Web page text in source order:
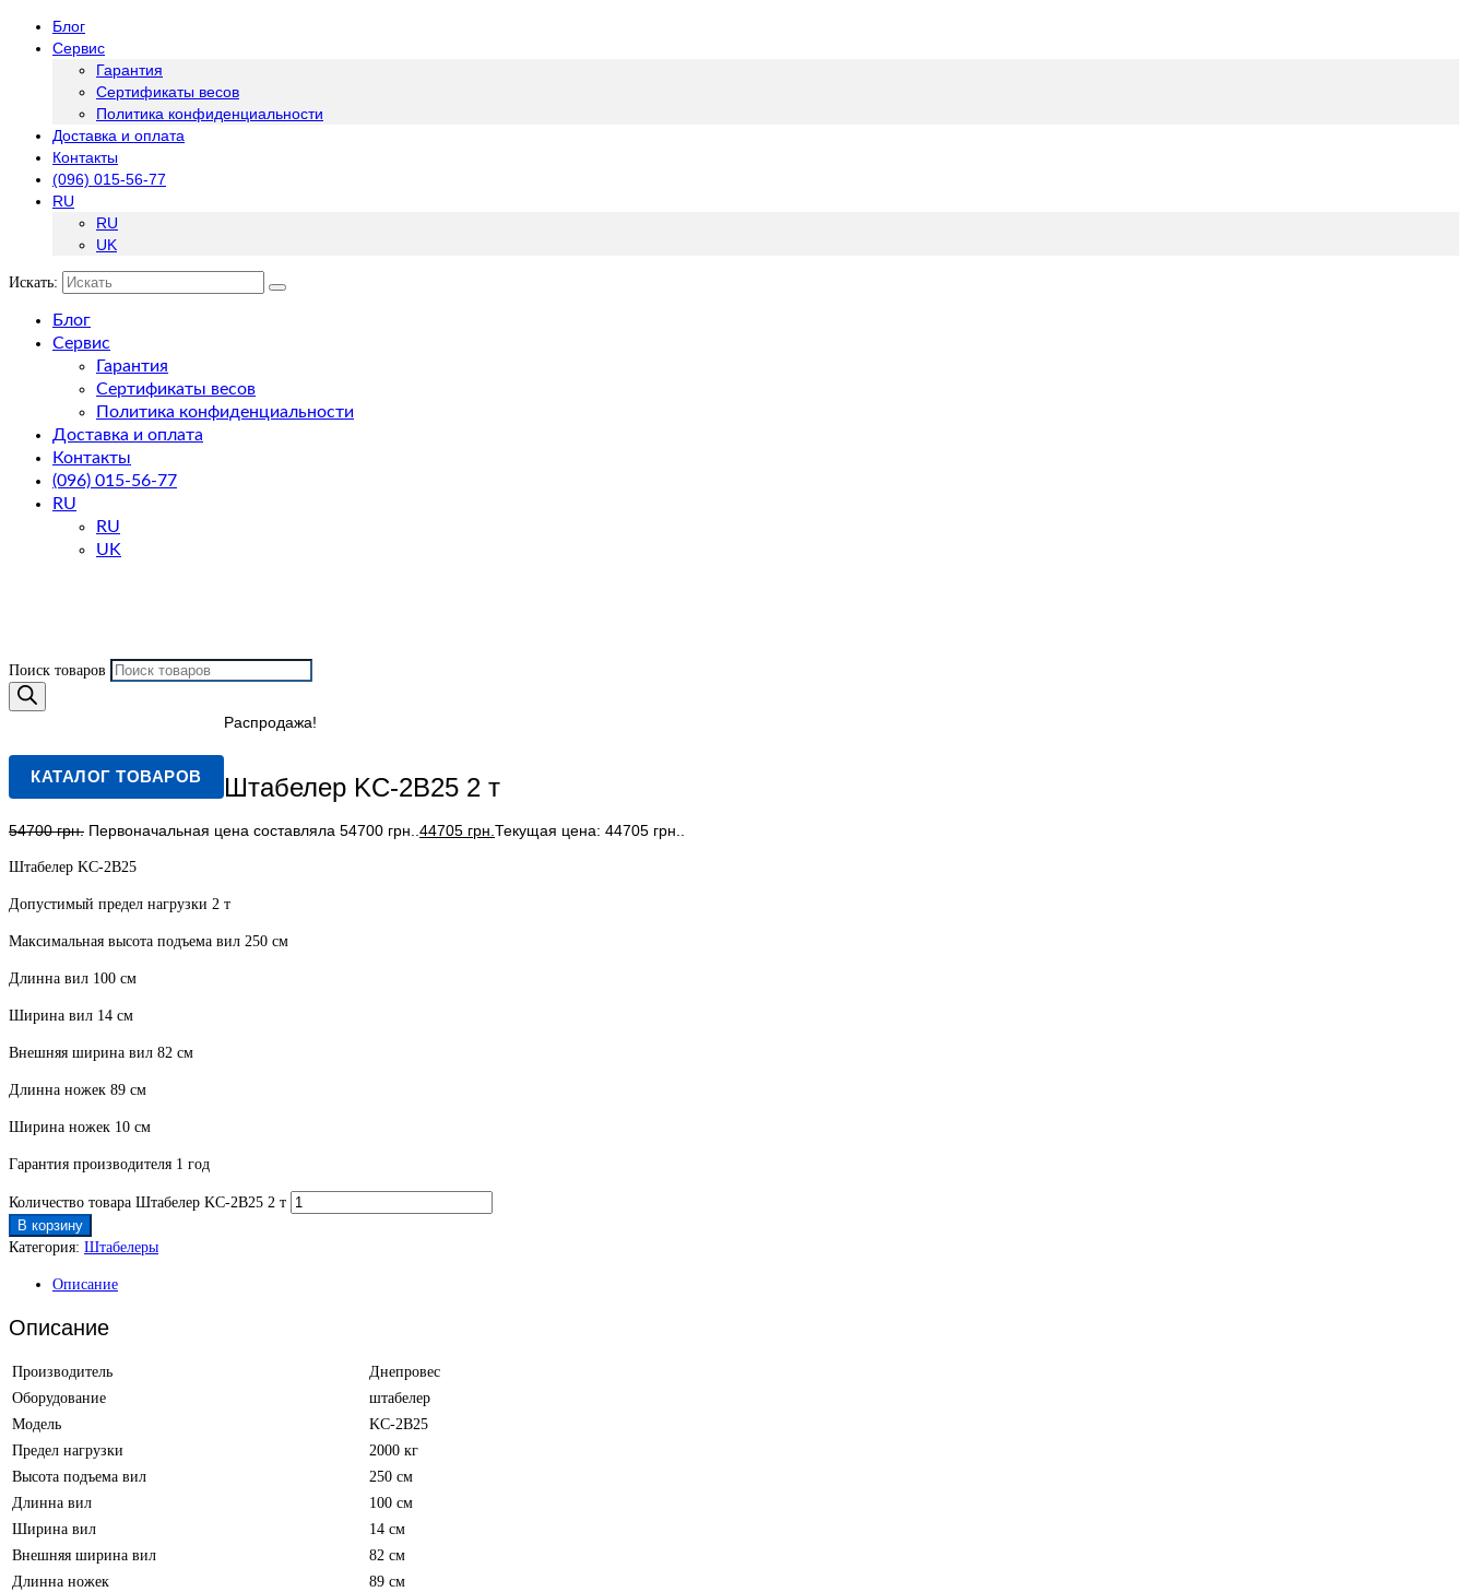
Блог
Сервис
Гарантия
Сертификаты весов
Политика конфиденциальности
Доставка и оплата
Контакты
(096) 015-56-77
RU
RU
UK
Искать:
Блог
Сервис
Гарантия
Сертификаты весов
Политика конфиденциальности
Доставка и оплата
Контакты
(096) 015-56-77
RU
RU
UK
Поиск товаров
КАТАЛОГ ТОВАРОВ
Распродажа!
Штабелер KC-2B25 2 т
54700грн. Первоначальная цена составляла 54700 грн.. 44705 грн. Текущая цена: 44705 грн..
Штабелер KC-2B25
Допустимый предел нагрузки 2 т
Максимальная высота подъема вил 250 см
Длинна вил 100 см
Ширина вил 14 см
Внешняя ширина вил 82 см
Длинна ножек 89 см
Ширина ножек 10 см
Гарантия производителя 1 год
Количество товара Штабелер KC-2B25 2 т
В корзину
Категория: Штабелеры
Описание
Описание
Производитель
Днепровес
Оборудование
штабелер
Модель
KC-2B25
Предел нагрузки
2000 кг
Высота подъема вил
250 см
Длинна вил
100 см
Ширина вил
14 см
Внешняя ширина вил
82 см
Длинна ножек
89 см